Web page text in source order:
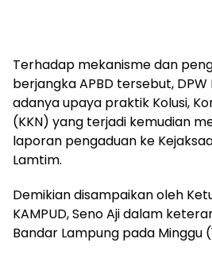
Terhadap mekanisme dan
berjangka APBD tersebut, DPW
adanya upaya praktik Kolusi,
(KKN) yang terjadi kemudian
laporan pengaduan ke
Lamtim.
Demikian disampaikan oleh
KAMPUD, Seno Aji dalam
Bandar Lampung pada Minggu